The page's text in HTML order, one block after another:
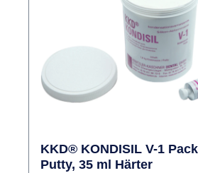
KKD® KONDISIL V-1
Putty, 35 ml Härter